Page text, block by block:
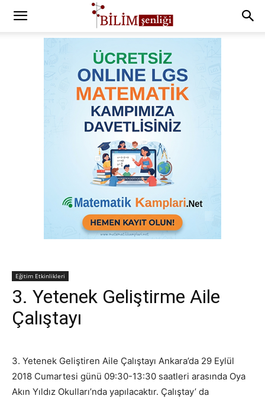
Eğitim Etkinlikleri
3. Yetenek Geliştirme Aile
Çalıştayı
3. Yetenek Geliştiren Aile Çalıştayı Ankara’da 29 Eylül
2018 Cumartesi günü 09:30-13:30 saatleri arasında Oya
Akın Yıldız Okulları’nda yapılacaktır. Çalıştay’ da